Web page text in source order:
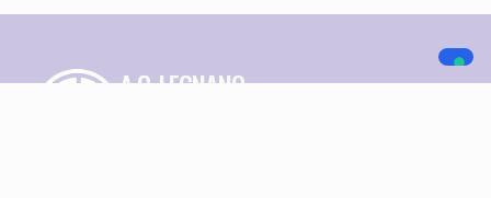
A.C. LEGNANO